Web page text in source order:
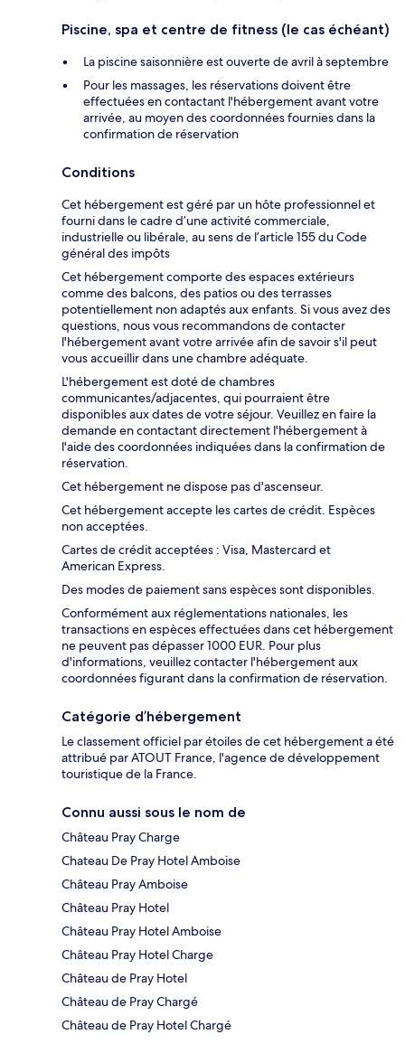
Piscine, spa et centre de fitness (le cas échéant)
La piscine saisonnière est ouverte de avril à septembre
Pour les massages, les réservations doivent être
effectuées en contactant l'hébergement avant votre
arrivée, au moyen des coordonnées fournies dans la
confirmation de réservation
Conditions
Cet hébergement est géré par un hôte professionnel et
fourni dans le cadre d’une activité commerciale,
industrielle ou libérale, au sens de l’article 155 du Code
général des impôts
Cet hébergement comporte des espaces extérieurs
comme des balcons, des patios ou des terrasses
potentiellement non adaptés aux enfants. Si vous avez des
questions, nous vous recommandons de contacter
l'hébergement avant votre arrivée afin de savoir s'il peut
vous accueillir dans une chambre adéquate.
L'hébergement est doté de chambres
communicantes/adjacentes, qui pourraient être
disponibles aux dates de votre séjour. Veuillez en faire la
demande en contactant directement l'hébergement à
l'aide des coordonnées indiquées dans la confirmation de
réservation.
Cet hébergement ne dispose pas d'ascenseur.
Cet hébergement accepte les cartes de crédit. Espèces
non acceptées.
Cartes de crédit acceptées : Visa, Mastercard et
American Express.
Des modes de paiement sans espèces sont disponibles.
Conformément aux réglementations nationales, les
transactions en espèces effectuées dans cet hébergement
ne peuvent pas dépasser 1000 EUR. Pour plus
d'informations, veuillez contacter l'hébergement aux
coordonnées figurant dans la confirmation de réservation.
Catégorie d’hébergement
Le classement officiel par étoiles de cet hébergement a été
attribué par ATOUT France, l'agence de développement
touristique de la France.
Connu aussi sous le nom de
Château Pray Charge
Chateau De Pray Hotel Amboise
Château Pray Amboise
Château Pray Hotel
Château Pray Hotel Amboise
Château Pray Hotel Charge
Château de Pray Hotel
Château de Pray Chargé
Château de Pray Hotel Chargé